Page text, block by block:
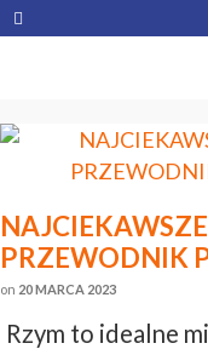
PRZEWODNIK
on 20 MARCA 2023
Rzym to idealne